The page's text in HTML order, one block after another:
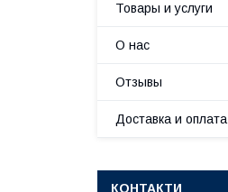
Товары и услуги
О нас
Отзывы
Доставка и оплата
КОНТАКТИ